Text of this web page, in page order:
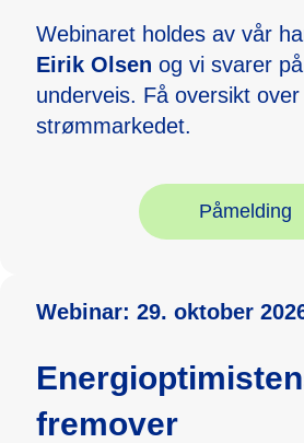
Webinaret holdes av vår
Eirik Olsen og vi svarer
underveis. Få oversikt
strømmarkedet.
Påmelding
Webinar: 29. oktober
fremover